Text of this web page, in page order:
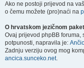
Ako ne postoji prijevod na
o čemu možete (pro)naći na
O hrvatskom jezičnom
Ovaj prijevod phpBB foruma,
potpunosti, napravila je:
Zadnju verziju ovog mog
ancica.sunceko.net.